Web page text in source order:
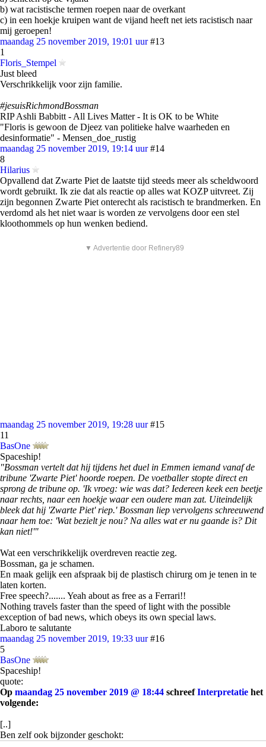
b) wat racistische termen roepen naar de overkant
c) in een hoekje kruipen want de vijand heeft net iets racistisch naar
mij geroepen!
maandag 25 november 2019, 19:01 uur #13
1
Floris_Stempel
Just bleed
Verschrikkelijk voor zijn familie.
#jesuisRichmondBossman
RIP Ashli Babbitt - All Lives Matter - It is OK to be White
"Floris is gewoon de Djeez van politieke halve waarheden en
desinformatie" - Mensen_doe_rustig
maandag 25 november 2019, 19:14 uur #14
8
Hilarius
Opvallend dat Zwarte Piet de laatste tijd steeds meer als scheldwoord
wordt gebruikt. Ik zie dat als reactie op alles wat KOZP uitvreet. Zij
zijn begonnen Zwarte Piet onterecht als racistisch te brandmerken. En
verdomd als het niet waar is worden ze vervolgens door een stel
kloothommels op hun wenken bediend.
▼ Advertentie door Refinery89
maandag 25 november 2019, 19:28 uur #15
11
BasOne
Spaceship!
"Bossman vertelt dat hij tijdens het duel in Emmen iemand vanaf de
tribune 'Zwarte Piet' hoorde roepen. De voetballer stopte direct en
sprong de tribune op. 'Ik vroeg: wie was dat? Iedereen keek een beetje
naar rechts, naar een hoekje waar een oudere man zat. Uiteindelijk
bleek dat hij 'Zwarte Piet' riep.' Bossman liep vervolgens schreeuwend
naar hem toe: 'Wat bezielt je nou? Na alles wat er nu gaande is? Dit
kan niet!'"
Wat een verschrikkelijk overdreven reactie zeg.
Bossman, ga je schamen.
En maak gelijk een afspraak bij de plastisch chirurg om je tenen in te
laten korten.
Free speech?....... Yeah about as free as a Ferrari!!
Nothing travels faster than the speed of light with the possible
exception of bad news, which obeys its own special laws.
Laboro te salutante
maandag 25 november 2019, 19:33 uur #16
5
BasOne
Spaceship!
quote:
Op maandag 25 november 2019 @ 18:44 schreefInterpretatie het
volgende:
[..]
Ben zelf ook bijzonder geschokt: